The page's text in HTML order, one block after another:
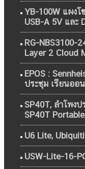
YB-100W แผง
USB-A 5V และ
RG-NBS3100-
Layer 2 Cloud
EPOS :
ประชุม เรียนออ
SP40T, ลำโพงป
SP40T
U6 Lite,
USW-Lite-16-